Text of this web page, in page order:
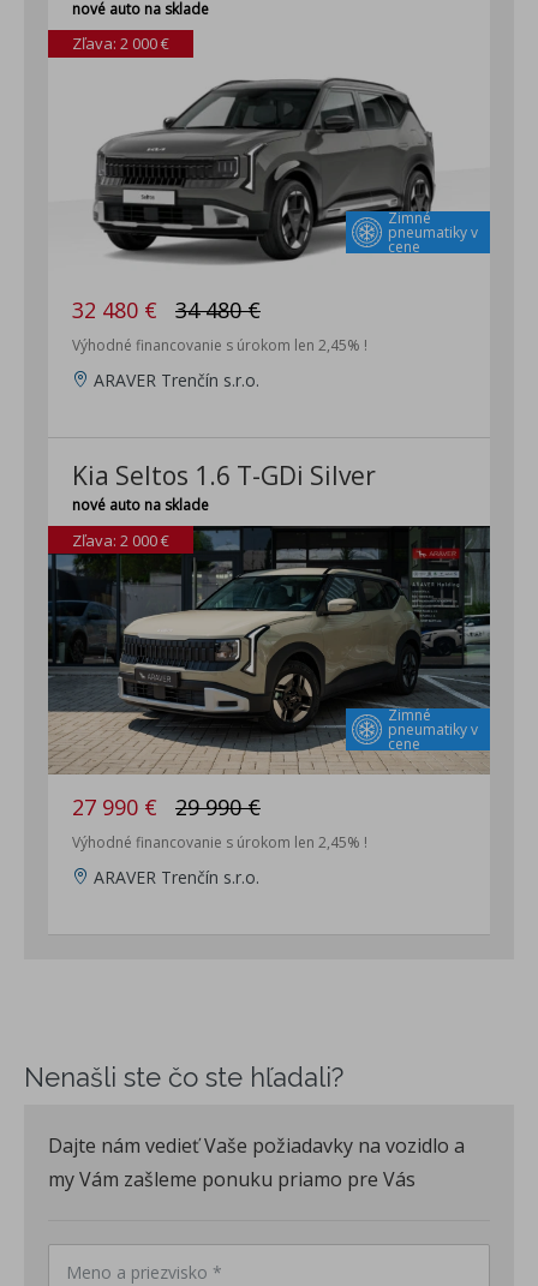
2x ISOFIX uchytenie detskej sedačky
ISG (Štart/Stop systém)
Telematické služby Kia Connect, bezplatne počas doby
trvania záruky
Bezdrôtové nabíjanie smartfónu
DAB - príjem digitálneho rádiového vysielania
Strešné lyžiny
SCC 2 (Adaptívny tempomat s obmedzovačom rýchlosti a
funkciou Stop&Go) len 7 DCT
nové auto na sklade
Zimné
pneumatiky v
cene
Zľava: 2 000 €
32 480 € 34 480 €
Výhodné financovanie s úrokom len 2,45% !
ARAVER Trenčín s.r.o.
Kia Seltos 1.6 T-GDi Silver
nové auto na sklade
Zimné
pneumatiky v
cene
Zľava: 2 000 €
27 990 € 29 990 €
Výhodné financovanie s úrokom len 2,45% !
ARAVER Trenčín s.r.o.
Nenašli ste čo ste hľadali?
Dajte nám vedieť Vaše požiadavky na vozidlo a
my Vám zašleme ponuku priamo pre Vás
Meno a priezvisko *